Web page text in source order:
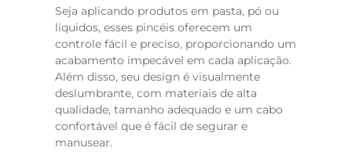
Seja aplicando produtos em pasta, pó ou
líquidos, esses pincéis oferecem um
controle fácil e preciso, proporcionando um
acabamento impecável em cada aplicação.
Além disso, seu design é visualmente
deslumbrante, com materiais de alta
qualidade, tamanho adequado e um cabo
confortável que é fácil de segurar e
manusear.